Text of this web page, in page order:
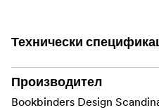
Технически
Производител
Bookbinders Design